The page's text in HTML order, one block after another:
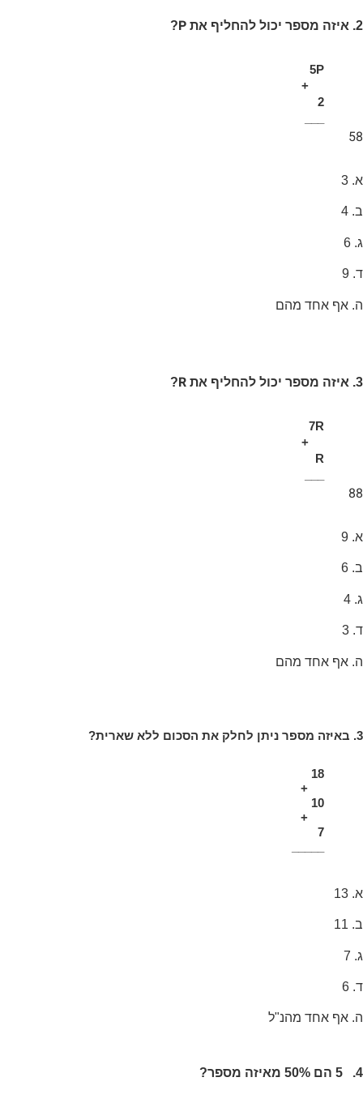
2. איזה מספר יכול להחליף את P
?
5P
+
2
58
א. 3
ב. 4
ג. 6
ד. 9
ה. אף אחד מהם
3. איזה מספר יכול להחליף את R
?
7R
+
R
88
א. 9
ב. 6
ג. 4
ד. 3
ה. אף אחד מהם
3. באיזה מספר ניתן לחלק את הסכום ללא שארית?
18
+
10
+
7
א. 13
ב. 11
ג. 7
ד. 6
ה. אף אחד מהנ"ל
4. 5 הם 50% מאיזה מספר?